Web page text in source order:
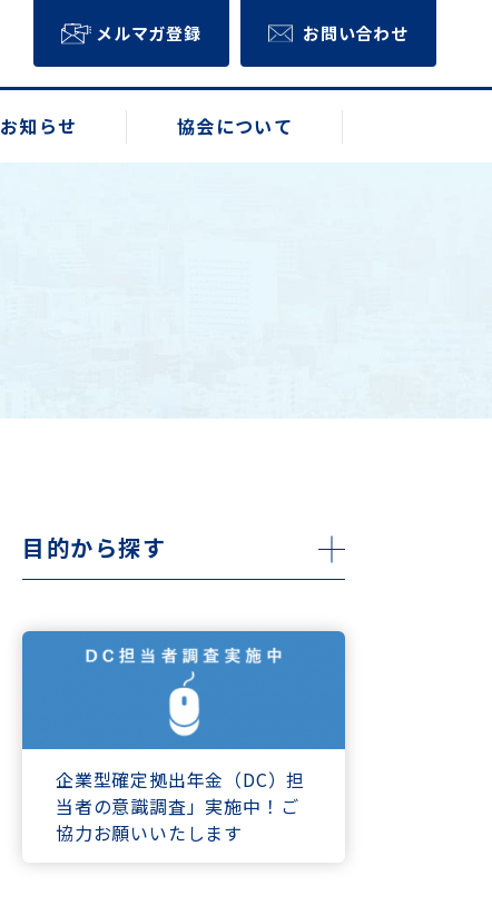
メルマガ登録 お問い合わせ
お知らせ 協会について
目的から探す
企業型確定拠出年金（DC）担
当者の意識調査」実施中！ご
協力お願いいたします